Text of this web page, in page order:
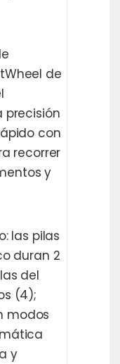
de
precisión
con
recorrer
y
las pilas
duran 2
del
(4);
modos
y